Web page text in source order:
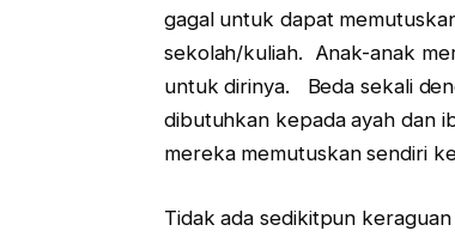
gagal untuk dapat
sekolah/kuliah. Anak-anak
untuk dirinya. Beda sekali
dibutuhkan kepada ayah dan
mereka memutuskan sendiri
Tidak ada sedikitpun